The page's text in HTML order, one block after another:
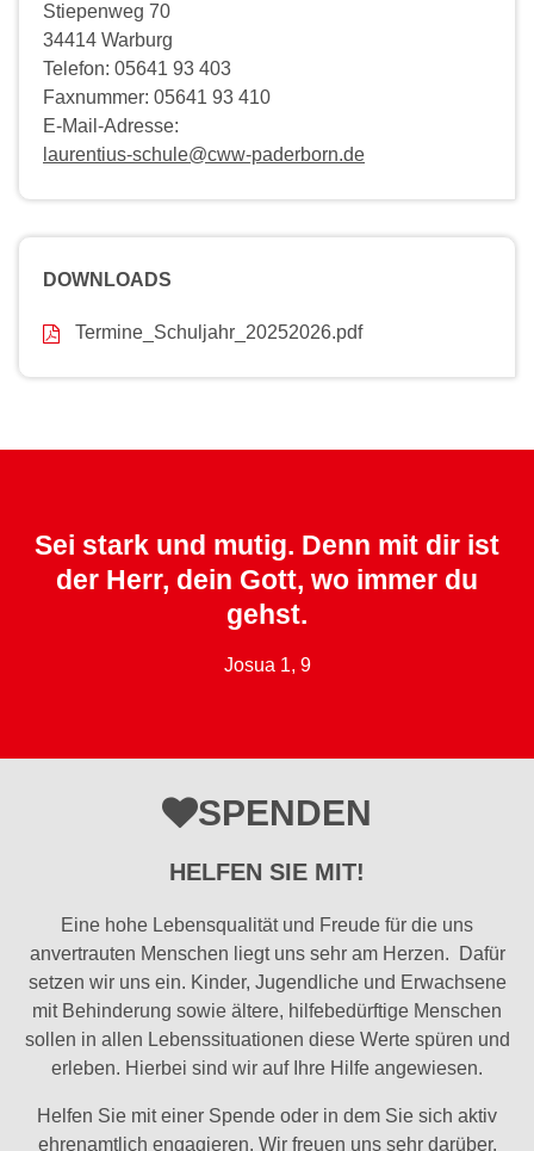
Stiepenweg 70
34414 Warburg
Telefon: 05641 93 403
Faxnummer: 05641 93 410
E-Mail-Adresse:
laurentius-schule@cww-paderborn.de
DOWNLOADS
Termine_Schuljahr_20252026.pdf
Sei stark und mutig. Denn mit dir ist
der Herr, dein Gott, wo immer du
gehst.
Josua 1, 9
SPENDEN
HELFEN SIE MIT!
Eine hohe Lebensqualität und Freude für die uns
anvertrauten Menschen liegt uns sehr am Herzen. Dafür
setzen wir uns ein. Kinder, Jugendliche und Erwachsene
mit Behinderung sowie ältere, hilfebedürftige Menschen
sollen in allen Lebenssituationen diese Werte spüren und
erleben. Hierbei sind wir auf Ihre Hilfe angewiesen.
Helfen Sie mit einer Spende oder in dem Sie sich aktiv
ehrenamtlich engagieren. Wir freuen uns sehr darüber.